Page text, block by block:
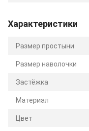
Характеристики
Размер простыни
Размер наволочки
Застёжка
Материал
Цвет